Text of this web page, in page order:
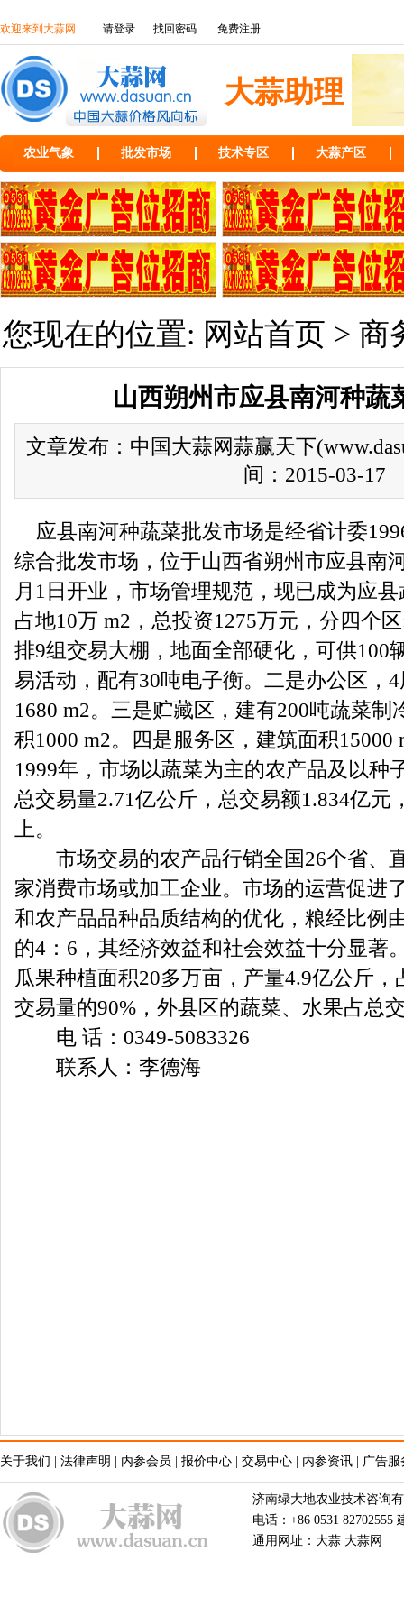
欢迎来到大蒜网 请登录 找回密码 免费注册
大蒜助理
农业气象 批发市场 技术专区 大蒜产区
您现在的位置: 网站首页 > 商
山西朔州市应县南河种蔬
文章发布：中国大蒜网蒜赢天下
间：2015-03-17
应县南河种蔬菜批发市场是经省计委
综合批发市场，位于山西省朔州市应县南
月1日开业，市场管理规范，现已成为应
占地10万 m2，总投资1275万元，分四个
排9组交易大棚，地面全部硬化，可供100
易活动，配有30吨电子衡。二是办公区，
1680 m2。三是贮藏区，建有200吨蔬菜
积1000 m2。四是服务区，建筑面积15000
1999年，市场以蔬菜为主的农产品及以种
总交易量2.71亿公斤，总交易额1.834亿元
上。
市场交易的农产品行销全国26个省、
家消费市场或加工企业。市场的运营促进
和农产品品种品质结构的优化，粮经比例
的4：6，其经济效益和社会效益十分显著
瓜果种植面积20多万亩，产量4.9亿公斤
交易量的90%，外县区的蔬菜、水果占总
电 话：0349-5083326
联系人：李德海
关于我们 法律声明 内参会员 报价中心 交易中心 内参资讯 广告服
济南绿大地农业技术咨询
电话：+86 0531 82702555
通用网址：大蒜 大蒜网